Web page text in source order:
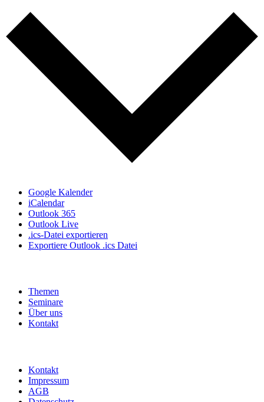
Google Kalender
iCalendar
Outlook 365
Outlook Live
.ics-Datei exportieren
Exportiere Outlook .ics Datei
Themen
Seminare
Über uns
Kontakt
Kontakt
Impressum
AGB